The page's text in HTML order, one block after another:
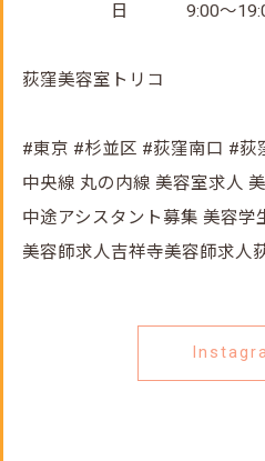
日 9:00～
荻窪美容室トリコ
#東京 #杉並区 #荻窪南口 #荻
中央線 丸の内線 美容室求人
中途アシスタント募集 美容学
美容師求人吉祥寺美容師求人